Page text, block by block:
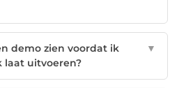
demo zien voordat ik
laat uitvoeren?
▼